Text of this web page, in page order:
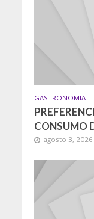
GASTRONOMIA
CONSUMO
agosto 3, 2026